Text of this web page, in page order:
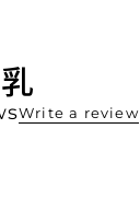
Write a review